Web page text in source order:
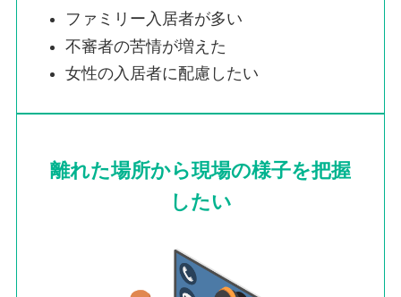
ファミリー入居者が多い
不審者の苦情が増えた
女性の入居者に配慮したい
離れた場所から現場の様子を把握
したい